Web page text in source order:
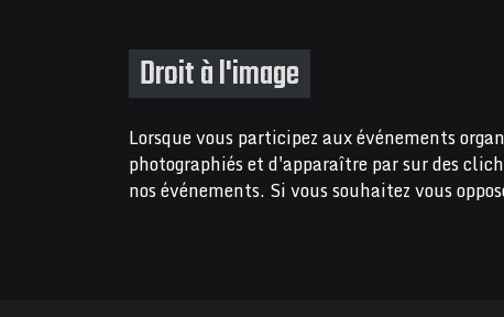
Droit à l'image
Lorsque vous participez aux événements
photographiés et d'apparaître par sur des
nos événements. Si vous souhaitez vous